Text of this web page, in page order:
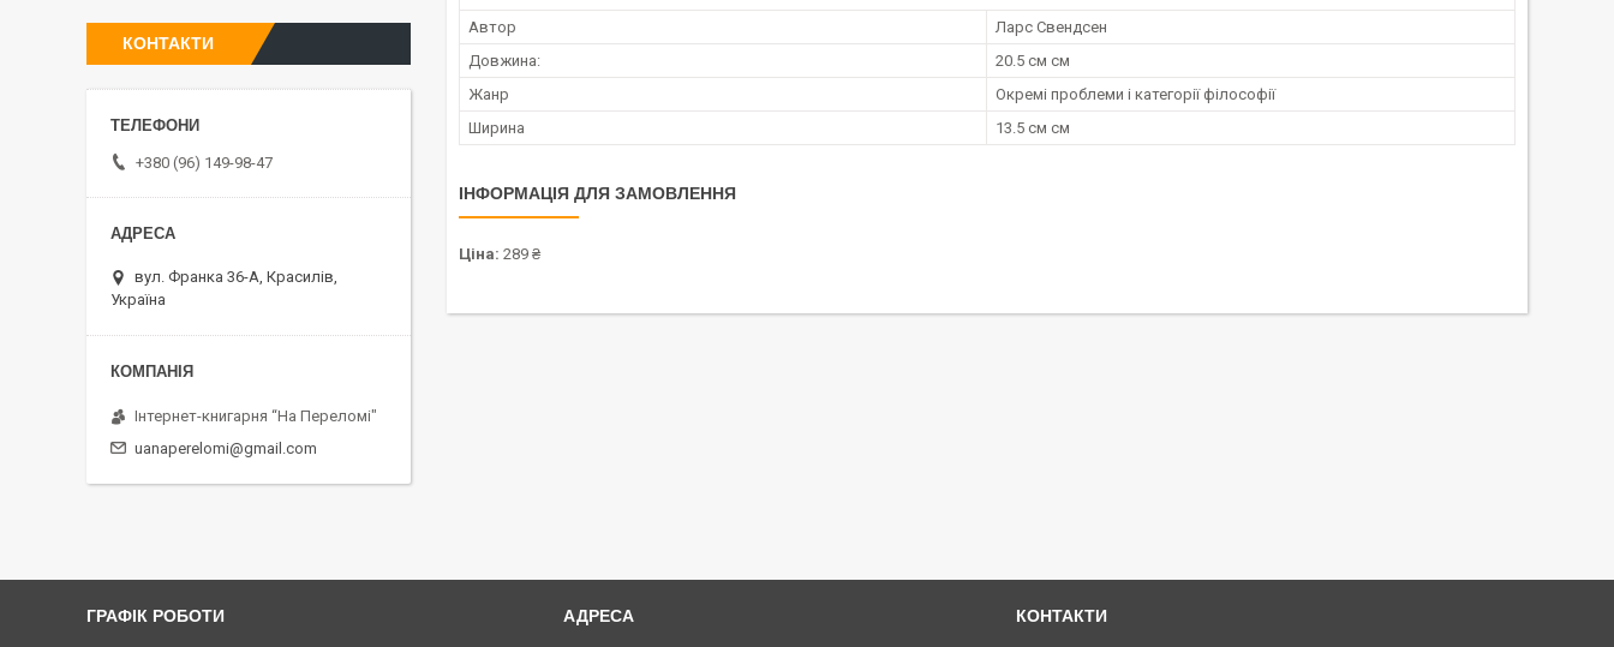
Автор
Ларс Свендсен
Довжина:
20.5 см см
Жанр
Окремі проблеми і категорії філософії
Ширина
13.5 см см
ІНФОРМАЦІЯ ДЛЯ ЗАМОВЛЕННЯ
Ціна: 289 ₴
КОНТАКТИ
+380 (96) 149-98-47
вул. Франка 36-А, Красилів,
Україна
Інтернет-книгарня “На Переломі"
uanaperelomi@gmail.com
ГРАФІК РОБОТИ